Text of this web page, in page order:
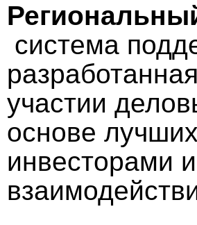
система
участии
основе
инвесторами